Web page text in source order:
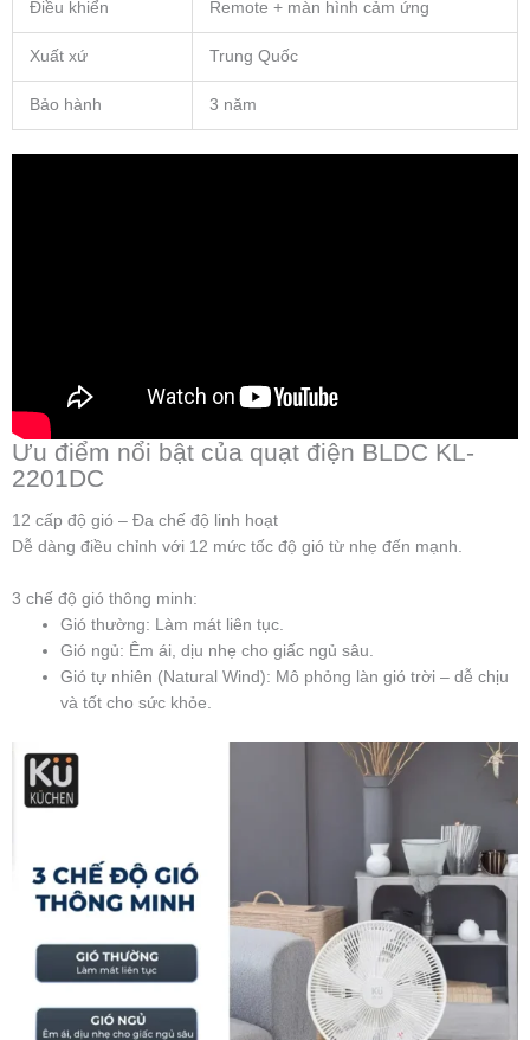
Điều khiển Remote + màn hình cảm ứng
Xuất xứ Trung Quốc
Bảo hành 3 năm
Ưu điểm nổi bật của quạt điện BLDC KL-
2201DC
12 cấp độ gió – Đa chế độ linh hoạt
Dễ dàng điều chỉnh với 12 mức tốc độ gió từ nhẹ đến mạnh.
3 chế độ gió thông minh:
Gió thường: Làm mát liên tục.
Gió ngủ: Êm ái, dịu nhẹ cho giấc ngủ sâu.
Gió tự nhiên (Natural Wind): Mô phỏng làn gió trời – dễ chịu
và tốt cho sức khỏe.